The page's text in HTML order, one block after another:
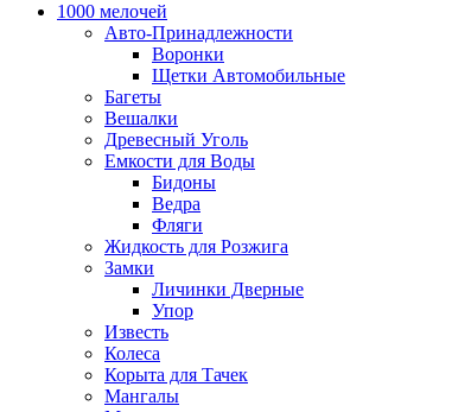
1000 мелочей
Авто-Принадлежности
Воронки
Щетки Автомобильные
Багеты
Вешалки
Древесный Уголь
Емкости для Воды
Бидоны
Ведра
Фляги
Жидкость для Розжига
Замки
Личинки Дверные
Упор
Известь
Колеса
Корыта для Тачек
Мангалы